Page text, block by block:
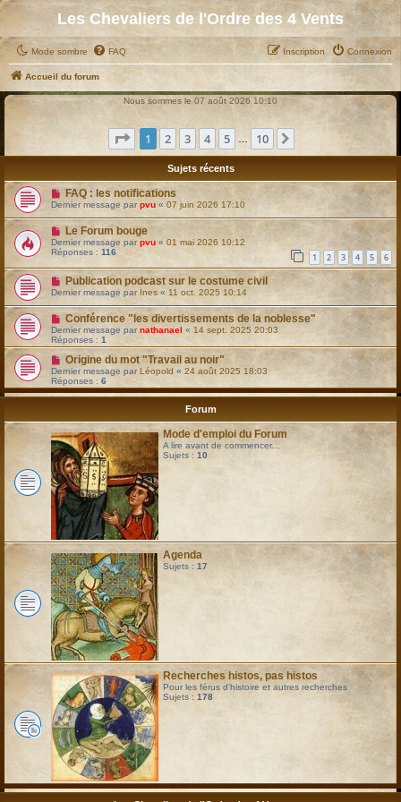
Les Chevaliers de l'Ordre des 4 Vents
Mode sombre FAQ Connexion
Inscription
Accueil du forum
Nous sommes le 07 août 2026 10:10
Page 1sur10
1 2 3 4 5 10
Sujets récents
FAQ : les notifications
Dernier message parpvu « 07 juin 2026 17:10
Le Forum bouge
Dernier message parpvu « 01 mai 2026 10:12
Réponses : 116 1 2 3 4 5 6
Publication podcast sur le costume civil
Dernier message par Ines « 11 oct. 2025 10:14
Conférence "les divertissements de la noblesse"
Dernier message parnathanael « 14 sept. 2025 20:03
Réponses : 1
Origine du mot "Travail au noir"
Dernier message par Léopold « 24 août 2025 18:03
Réponses : 6
Forum
Mode d'emploi du Forum
A lire avant de commencer...
Sujets : 10
Agenda
Sujets : 17
Recherches histos, pas histos
Pour les férus d'histoire et autres recherches
Sujets : 178